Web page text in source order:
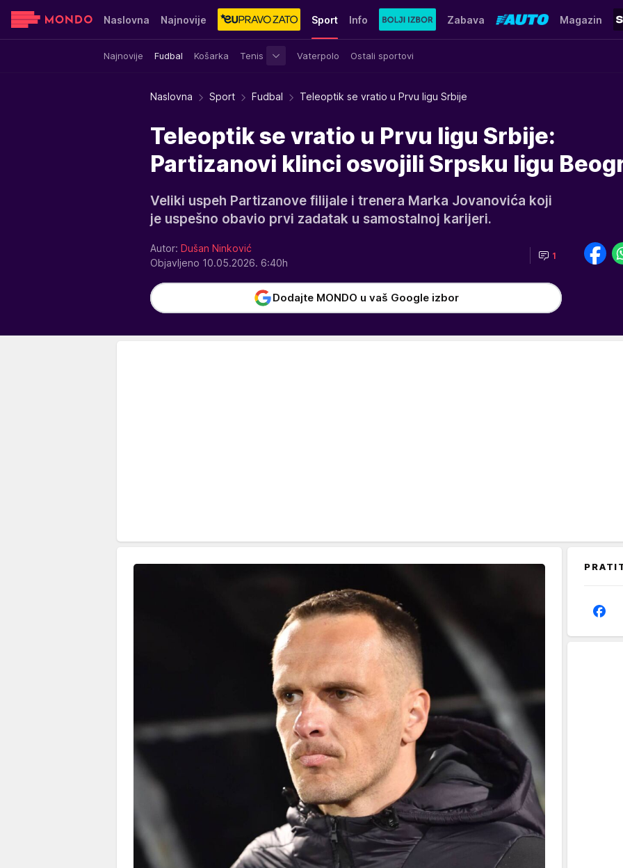
Naslovna Najnovije Sport
Najnovije Fudbal Košarka Tenis Vaterpolo Ostali sportovi
Info Zabava Magazin
Sensa Stvar ukusa Yumama
Naslovna Sport Fudbal Teleoptik se vratio u Prvu ligu Srbije
Teleoptik se vratio u Prvu ligu Srbije:
Partizanovi klinci osvojili Srpsku ligu
Veliki uspeh Partizanove filijale i trenera Marka Jovanovića koji
je uspešno obavio prvi zadatak u samostalnoj karijeri.
Autor: Dušan Ninković
Objavljeno 10.05.2026. 6:40h
1
Dodajte MONDO u vaš Google izbor